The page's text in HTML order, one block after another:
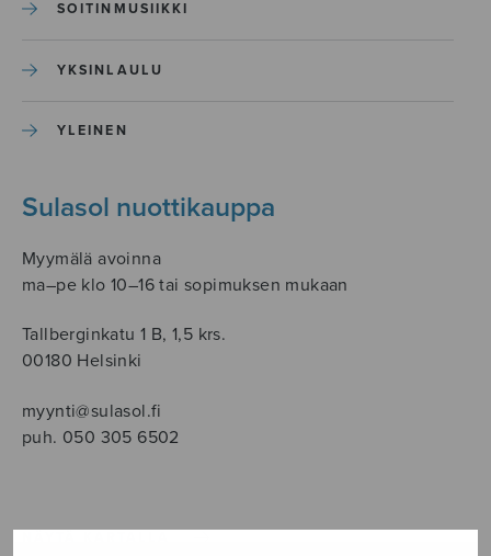
SOITINMUSIIKKI
YKSINLAULU
YLEINEN
Sulasol nuottikauppa
Myymälä avoinna
ma–pe klo 10–16 tai sopimuksen mukaan
Tallberginkatu 1 B, 1,5 krs.
00180 Helsinki
myynti@sulasol.fi
puh. 050 305 6502